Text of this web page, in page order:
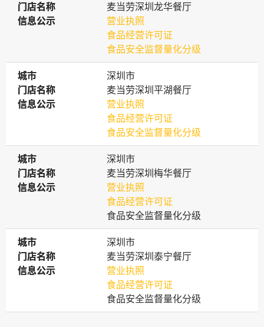
门店名称
门店名称
麦当劳深圳龙华餐厅
信息公示
信息公示
营业执照
食品经营许可证
食品安全监督量化分级
城市
城市
深圳市
门店名称
门店名称
麦当劳深圳平湖餐厅
信息公示
信息公示
营业执照
食品经营许可证
食品安全监督量化分级
城市
城市
深圳市
门店名称
门店名称
麦当劳深圳梅华餐厅
信息公示
信息公示
营业执照
食品经营许可证
食品安全监督量化分级
城市
城市
深圳市
门店名称
门店名称
麦当劳深圳泰宁餐厅
信息公示
信息公示
营业执照
食品经营许可证
食品安全监督量化分级